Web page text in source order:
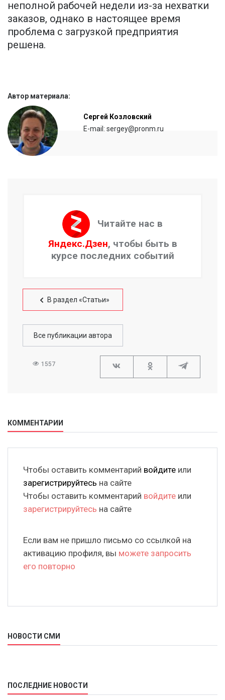
неполной рабочей недели из-за нехватки
заказов, однако в настоящее время
проблема с загрузкой предприятия
решена.
Автор материала:
Сергей Козловский
E-mail: sergey@pronm.ru
Читайте нас в
Яндекс.Дзен, чтобы быть в
курсе последних событий
В раздел «Статьи»
Все публикации автора
1557
КОММЕНТАРИИ
Чтобы оставить комментарий войдите или
зарегистрируйтесь на сайте
Чтобы оставить комментарий войдите или
зарегистрируйтесь на сайте
Если вам не пришло письмо со ссылкой на
активацию профиля, вы можете запросить
его повторно
НОВОСТИ СМИ
ПОСЛЕДНИЕ НОВОСТИ